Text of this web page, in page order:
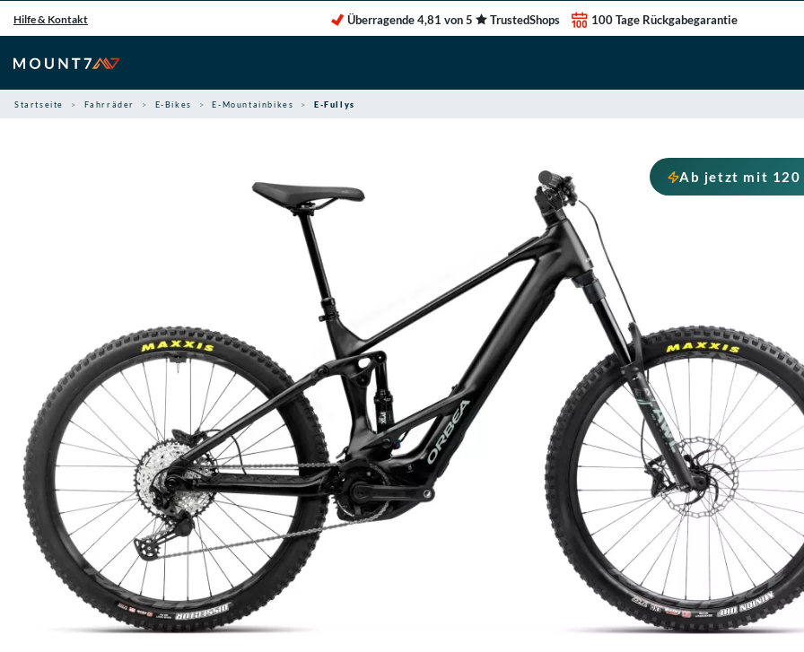
Inhalt
springen
Hilfe & Kontakt Überragende 4,81 von 5 TrustedShops 100 Tage Rückgabegarantie
Startseite Fahrräder E-Bikes E-Mountainbikes E-Fullys
Ab jetzt mit 120